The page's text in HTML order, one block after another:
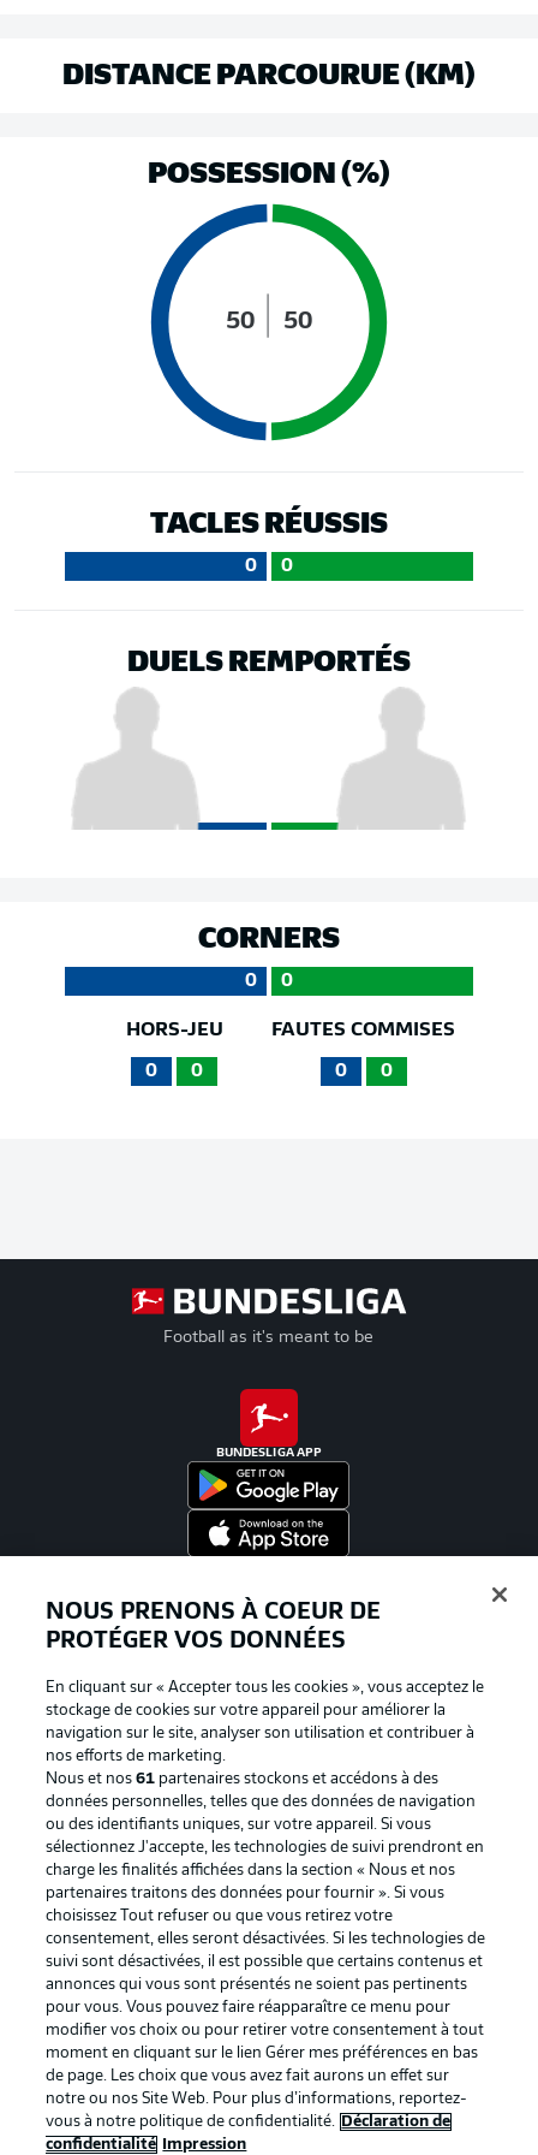
DISTANCE PARCOURUE (KM)
POSSESSION (%)
50 50
TACLES RÉUSSIS
0 0
DUELS REMPORTÉS
CORNERS
0 0
HORS-JEU
0 0
FAUTES COMMISES
0 0
Football as it's meant to be
BUNDESLIGA APP
La publicité Conditions d’utilisation des
Mentions Légales Gérer mes préférences
Déclaration de
confidentialité
Diffuseurs
Travaux Contact
Impression Joueurs
NOUS PRENONS À COEUR DE
PROTÉGER VOS DONNÉES
En cliquant sur « Accepter tous les cookies », vous acceptez le
stockage de cookies sur votre appareil pour améliorer la
navigation sur le site, analyser son utilisation et contribuer à
nos efforts de marketing.
Nous et nos61 partenaires stockons et accédons à des
données personnelles, telles que des données de navigation
ou des identifiants uniques, sur votre appareil. Si vous
sélectionnez J'accepte, les technologies de suivi prendront en
charge les finalités affichées dans la section « Nous et nos
partenaires traitons des données pour fournir ». Si vous
choisissez Tout refuser ou que vous retirez votre
consentement, elles seront désactivées. Si les technologies de
suivi sont désactivées, il est possible que certains contenus et
annonces qui vous sont présentés ne soient pas pertinents
pour vous. Vous pouvez faire réapparaître ce menu pour
modifier vos choix ou pour retirer votre consentement à tout
moment en cliquant sur le lien Gérer mes préférences en bas
de page. Les choix que vous avez fait aurons un effet sur
notre ou nos Site Web. Pour plus d’informations, reportez-
vous à notre politique de confidentialité.
Déclaration de
confidentialité
Impression